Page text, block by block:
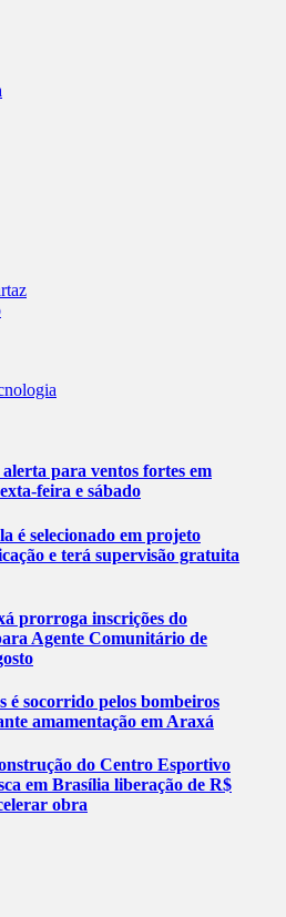
para ventos fortes em
feira e sábado
é selecionado em projeto
e terá supervisão gratuita
prorroga inscrições do
Agente Comunitário de
é socorrido pelos bombeiros
amamentação em Araxá
do Centro Esportivo
em Brasília liberação de R$
obra